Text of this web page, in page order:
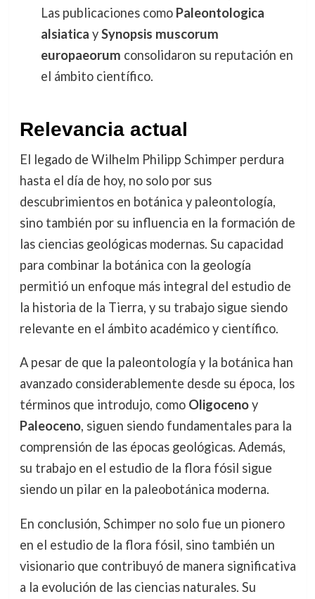
Las publicaciones como Paleontologica
alsiatica ySynopsis muscorum
europaeorum consolidaron su reputación en
el ámbito científico.
Relevancia actual
El legado de Wilhelm Philipp Schimper perdura
hasta el día de hoy, no solo por sus
descubrimientos en botánica y paleontología,
sino también por su influencia en la formación de
las ciencias geológicas modernas. Su capacidad
para combinar la botánica con la geología
permitió un enfoque más integral del estudio de
la historia de la Tierra, y su trabajo sigue siendo
relevante en el ámbito académico y científico.
A pesar de que la paleontología y la botánica han
avanzado considerablemente desde su época, los
términos que introdujo, como Oligocenoy
Paleoceno, siguen siendo fundamentales para la
comprensión de las épocas geológicas. Además,
su trabajo en el estudio de la flora fósil sigue
siendo un pilar en la paleobotánica moderna.
En conclusión, Schimper no solo fue un pionero
en el estudio de la flora fósil, sino también un
visionario que contribuyó de manera significativa
a la evolución de las ciencias naturales. Su